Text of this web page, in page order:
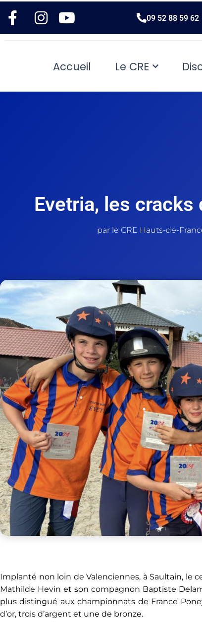
09 52 88 59 62
Accueil Le CRE
Evetria, les
par le CRE Hauts-de-
Implanté non loin de Valenciennes, à Saultain, le
Mathilde Hevin et son compagnon Baptiste
plus distingué aux championnats de France
d’or, trois d’argent et une de bronze.